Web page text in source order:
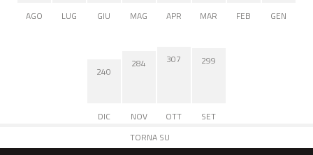
AGO
LUG GIU MAG APR MAR FEB GEN
240
DIC
284
NOV
307
OTT
299
SET
TORNA SU